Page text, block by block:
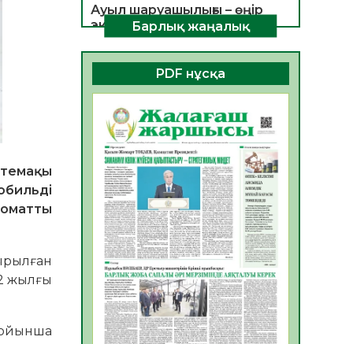
жылғы
Ауыл шаруашылығы – өңір
экономикасының негізгі
тірегі
06.08.2026
38 0
ҚОҒАМДЫҚ БЕЛСЕНДІЛІК –
ЕЛ ДАМУЫНЫҢ НЕГІЗІ
06.08.2026
35
ҚҰРЫЛТАЙ САЙЛАУЫ –
БОЛАШАҚҚА БАСТАР
ЖАУАПТЫ ТАҢДАУ
06.08.2026
37
Инфекциялық ауруларға
қарсы иммундау
жұмыстарының тиімділігі
06.08.2026
39
Көкжөтел ауруы туралы
Барлық жаңалық
PDF нұсқа